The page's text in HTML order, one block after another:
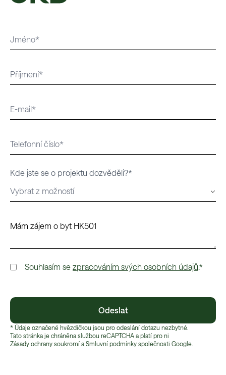
Kde jste se o projektu dozvěděli?*
Souhlasím se zpracováním svých osobních údajů.*
Odeslat
* Údaje označené hvězdičkou jsou pro odeslání dotazu nezbytné.
Tato stránka je chráněna službou reCAPTCHA a platí pro ni
Zásady ochrany soukromí a Smluvní podmínky společnosti Google.